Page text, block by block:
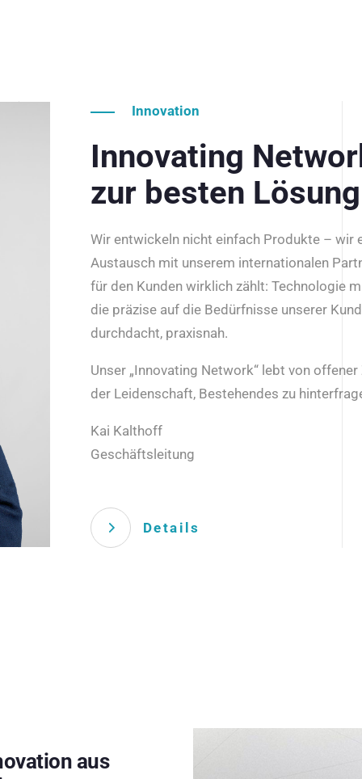
Innovation
Innovating
zur besten
Wir entwickeln nicht einfach Produkte – wir
Austausch mit unserem internationalen
für den Kunden wirklich zählt: Technologie
die präzise auf die Bedürfnisse unserer
durchdacht, praxisnah.
Unser „Innovating Network“ lebt von
der Leidenschaft, Bestehendes zu
Kai Kalthoff
Geschäftsleitung
Details
aus